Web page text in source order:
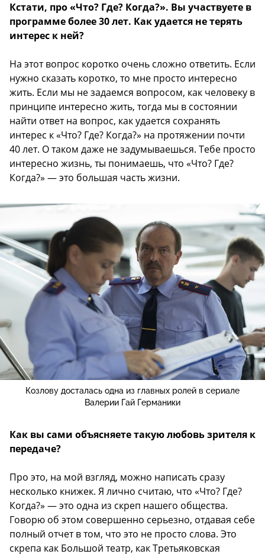
Кстати, про «Что? Где? Когда?». Вы участвуете в
программе более 30 лет. Как удается не терять
интерес к ней?
На этот вопрос коротко очень сложно ответить. Если
нужно сказать коротко, то мне просто интересно
жить. Если мы не задаемся вопросом, как человеку в
принципе интересно жить, тогда мы в состоянии
найти ответ на вопрос, как удается сохранять
интерес к «Что? Где? Когда?» на протяжении почти
40 лет. О таком даже не задумываешься. Тебе просто
интересно жизнь, ты понимаешь, что «Что? Где?
Когда?» — это большая часть жизни.
Козлову досталась одна из главных ролей в сериале
Валерии Гай Германики
Как вы сами объясняете такую любовь зрителя к
передаче?
Про это, на мой взгляд, можно написать сразу
несколько книжек. Я лично считаю, что «Что? Где?
Когда?» — это одна из скреп нашего общества.
Говорю об этом совершенно серьезно, отдавая себе
полный отчет в том, что это не просто слова. Это
скрепа как Большой театр, как Третьяковская